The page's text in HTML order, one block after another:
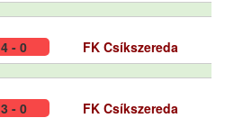
4 - 0 FK Csíkszereda
3 - 0 FK Csíkszereda